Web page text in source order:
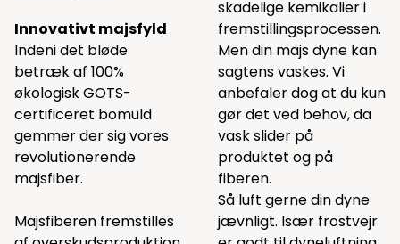
Innovativt majsfyld
Indeni det bløde
betræk af 100%
økologisk GOTS-
certificeret bomuld
gemmer der sig vores
revolutionerende
majsfiber.
Majsfiberen fremstilles
skadelige kemikalier i
fremstillingsprocessen.
Men din majs dyne kan
sagtens vaskes. Vi
anbefaler dog at du kun
gør det ved behov, da
vask slider på
produktet og på
fiberen.
Så luft gerne din dyne
jævnligt. Især frostvejr